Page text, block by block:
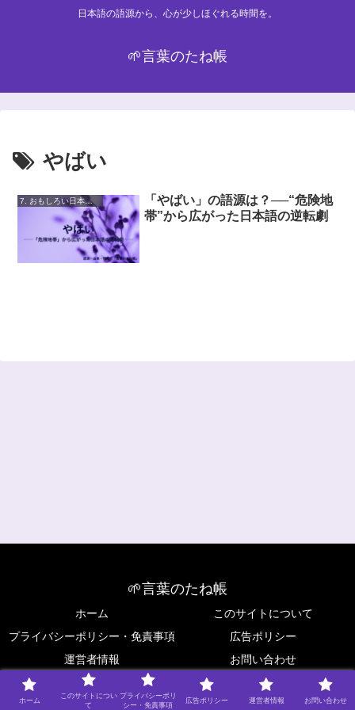
日本語の語源から、心が少しほぐれる時間を。
🌱言葉のたね帳
やばい
7. おもしろい日本語・雑学
「やばい」の語源は？──“危険地
帯”から広がった日本語の逆転劇
🌱言葉のたね帳
ホーム
このサイトについて
プライバシーポリシー・免責事項
広告ポリシー
運営者情報
お問い合わせ
Copyright © 2025 🌱言葉のたね帳 All Rights Reserved.
ホーム
このサイトについ
て
プライバシーポリ
シー・免責事項
広告ポリシー 運営者情報 お問い合わせ